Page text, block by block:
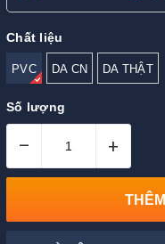
Chất liệu
PVC DA CN DA THẬT
Số lượng
– +